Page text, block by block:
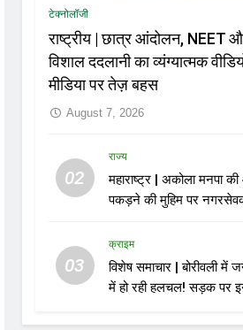
टेक्नोलॉजी
राष्ट्रीय | छात्र आंदोलन, NEET
विशाल ददलानी का व्यंग्यात्मक
मीडिया पर तेज़ बहस
August 7, 2026
02
राज्य
महाराष्ट्र | अकोला मनपा की
पकड़ने की मुहिम पर
03
क्राइम
विशेष समाचार | बोरीवली में
में हो रही हलचल! सड़क पर